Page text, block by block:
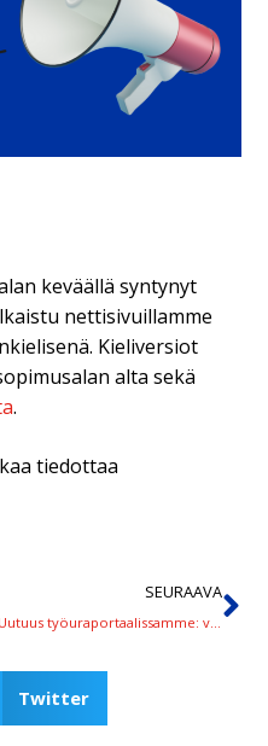
keväällä syntynyt
nettisivuillamme
Kieliversiot
alta sekä
.
tiedottaa
SEURAAVA
Uutuus työuraportaalissamme: videohaastattelusimulaattori
Twitter